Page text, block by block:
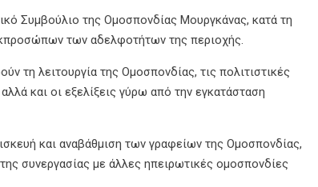
Συμβούλιο της Ομοσπονδίας Μουργκάνας, κατά τη
των αδελφοτήτων της περιοχής.
τη λειτουργία της Ομοσπονδίας, τις πολιτιστικές
και οι εξελίξεις γύρω από την εγκατάσταση
και αναβάθμιση των γραφείων της Ομοσπονδίας,
συνεργασίας με άλλες ηπειρωτικές ομοσπονδίες